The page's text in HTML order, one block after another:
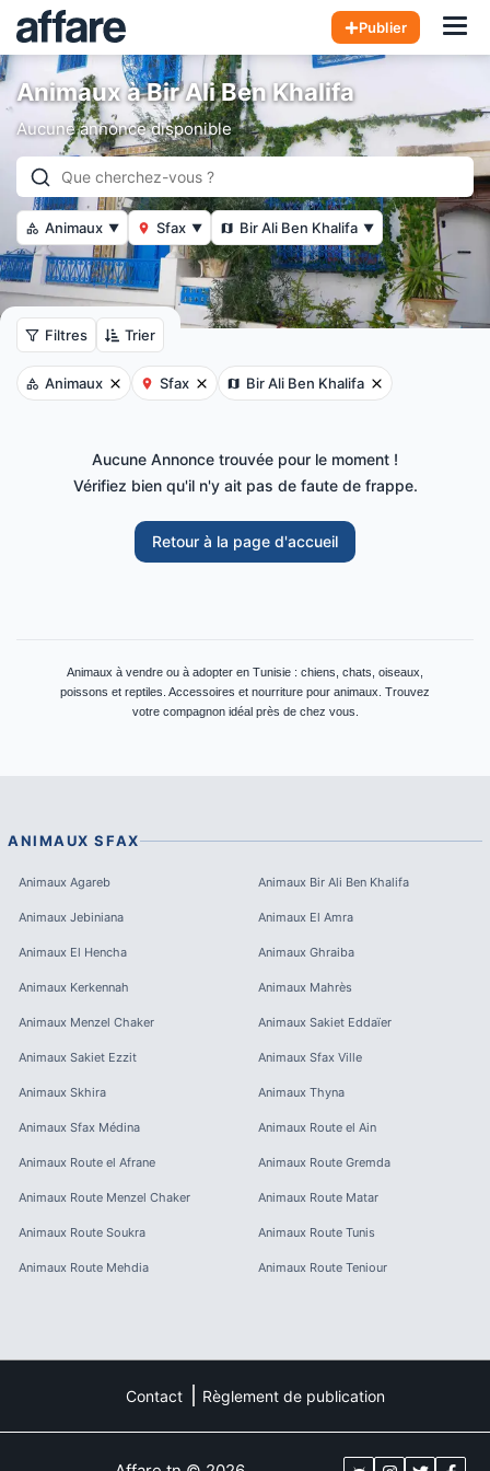
Publier
Animaux à Bir Ali Ben Khalifa
Aucune annonce disponible
Animaux ▼ Sfax ▼ Bir Ali Ben Khalifa ▼
Filtres Trier
Animaux Sfax Bir Ali Ben Khalifa
Aucune Annonce trouvée pour le moment !
Vérifiez bien qu'il n'y ait pas de faute de frappe.
Retour à la page d'accueil
Animaux à vendre ou à adopter en Tunisie : chiens, chats, oiseaux,
poissons et reptiles. Accessoires et nourriture pour animaux. Trouvez
votre compagnon idéal près de chez vous.
ANIMAUX SFAX
Animaux Agareb Animaux Bir Ali Ben Khalifa
Animaux Jebiniana Animaux El Amra
Animaux El Hencha Animaux Ghraiba
Animaux Kerkennah Animaux Mahrès
Animaux Menzel Chaker Animaux Sakiet Eddaïer
Animaux Sakiet Ezzit Animaux Sfax Ville
Animaux Skhira Animaux Thyna
Animaux Sfax Médina Animaux Route el Ain
Animaux Route el Afrane Animaux Route Gremda
Animaux Route Menzel Chaker Animaux Route Matar
Animaux Route Soukra Animaux Route Tunis
Animaux Route Mehdia Animaux Route Teniour
Contact Règlement de publication